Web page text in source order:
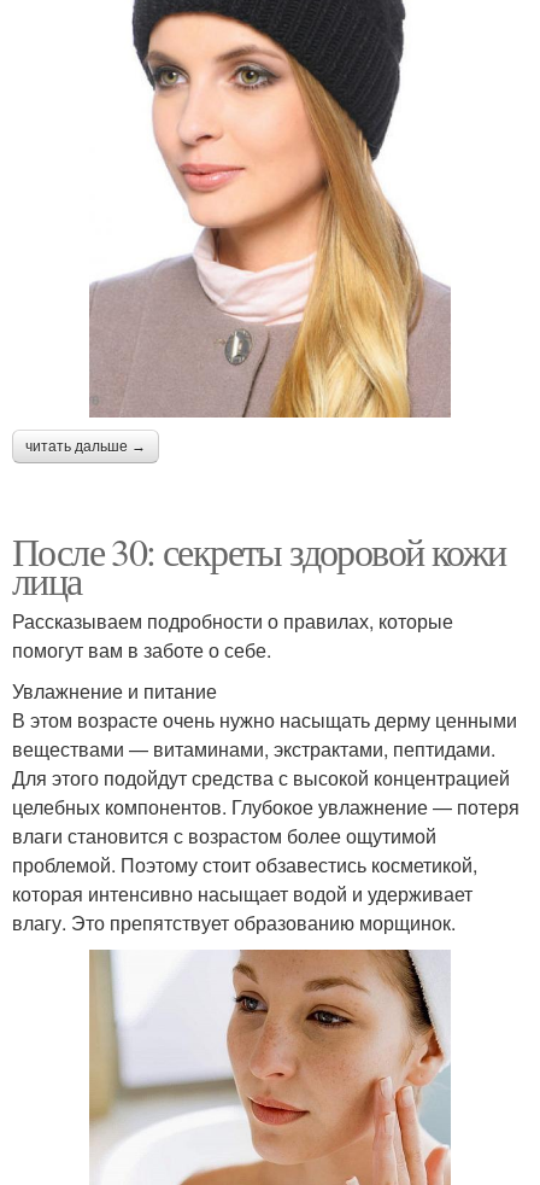
читать дальше →
После 30: секреты здоровой кожи
лица
Рассказываем подробности о правилах, которые
помогут вам в заботе о себе.
Увлажнение и питание
В этом возрасте очень нужно насыщать дерму ценными
веществами — витаминами, экстрактами, пептидами.
Для этого подойдут средства с высокой концентрацией
целебных компонентов. Глубокое увлажнение — потеря
влаги становится с возрастом более ощутимой
проблемой. Поэтому стоит обзавестись косметикой,
которая интенсивно насыщает водой и удерживает
влагу. Это препятствует образованию морщинок.